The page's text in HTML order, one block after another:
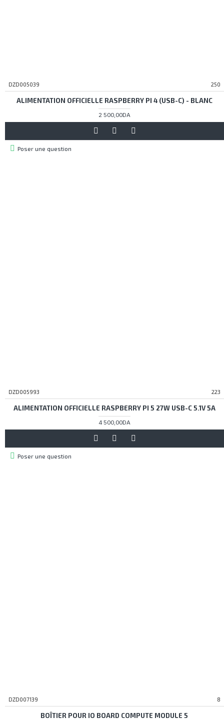
DZD005039 250
ALIMENTATION OFFICIELLE RASPBERRY PI 4 (USB-C) - BLANC
2 500,00DA
Poser une question
DZD005993 223
ALIMENTATION OFFICIELLE RASPBERRY PI 5 27W USB-C 5.1V 5A
4 500,00DA
Poser une question
DZD007139 8
BOÎTIER POUR IO BOARD COMPUTE MODULE 5